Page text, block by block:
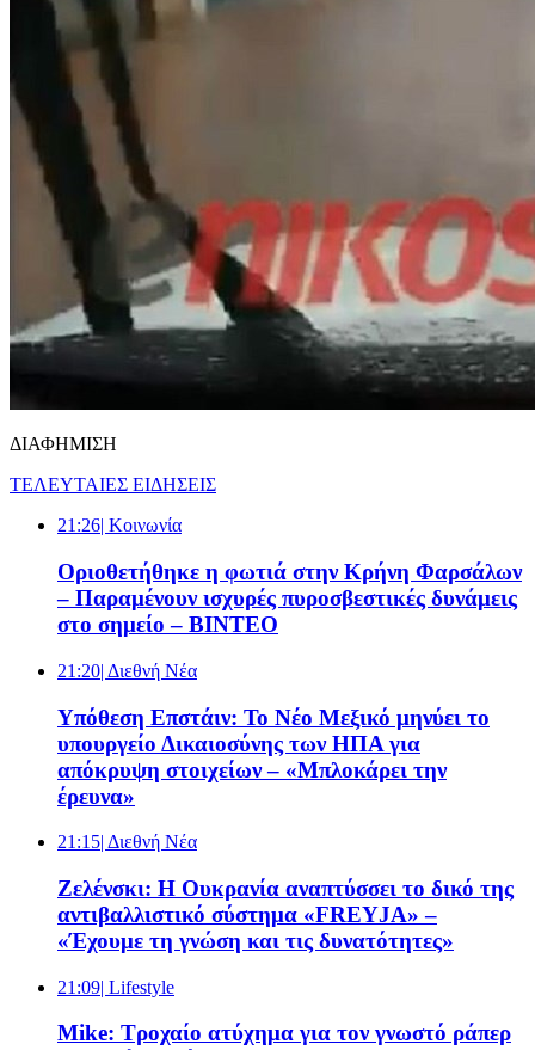
ΔΙΑΦΗΜΙΣΗ
ΤΕΛΕΥΤΑΙΕΣ ΕΙΔΗΣΕΙΣ
21:26| Κοινωνία
Οριοθετήθηκε η φωτιά στην Κρήνη Φαρσάλων
– Παραμένουν ισχυρές πυροσβεστικές δυνάμεις
στο σημείο – ΒΙΝΤΕΟ
21:20| Διεθνή Νέα
Υπόθεση Επστάιν: Το Νέο Μεξικό μηνύει το
υπουργείο Δικαιοσύνης των ΗΠΑ για
απόκρυψη στοιχείων – «Μπλοκάρει την
έρευνα»
21:15| Διεθνή Νέα
Ζελένσκι: Η Ουκρανία αναπτύσσει το δικό της
αντιβαλλιστικό σύστημα «FREYJA» –
«Έχουμε τη γνώση και τις δυνατότητες»
21:09| Lifestyle
Mike: Τροχαίο ατύχημα για τον γνωστό ράπερ